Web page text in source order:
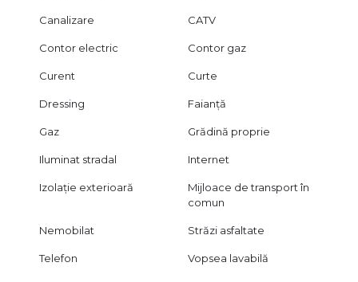
Canalizare CATV
Contor electric Contor gaz
Curent Curte
Dressing Faianță
Gaz Grădină proprie
Iluminat stradal Internet
Izolație exterioară
Mijloace de transport în
comun
Nemobilat Străzi asfaltate
Telefon Vopsea lavabilă